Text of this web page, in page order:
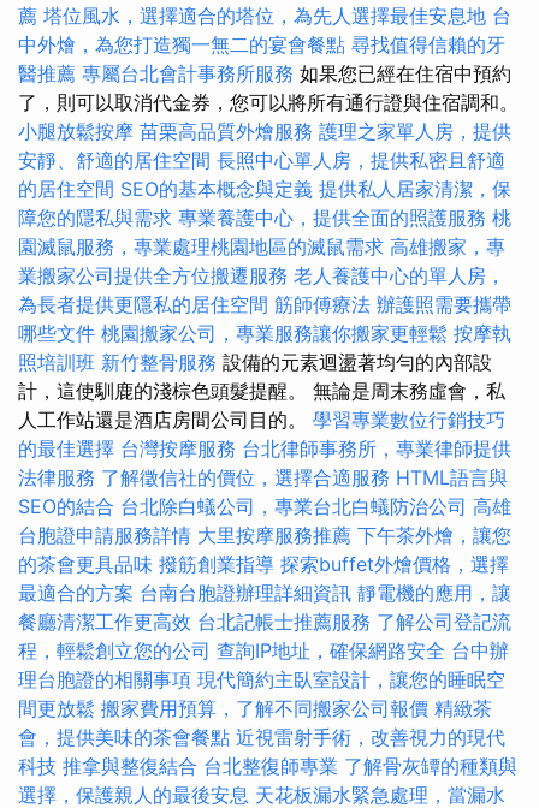
薦 塔位風水，選擇適合的塔位，為先人選擇最佳安息地 台
中外燴，為您打造獨一無二的宴會餐點 尋找值得信賴的牙
醫推薦 專屬台北會計事務所服務 如果您已經在住宿中預約
了，則可以取消代金券，您可以將所有通行證與住宿調和。
小腿放鬆按摩 苗栗高品質外燴服務 護理之家單人房，提供
安靜、舒適的居住空間 長照中心單人房，提供私密且舒適
的居住空間 SEO的基本概念與定義 提供私人居家清潔，保
障您的隱私與需求 專業養護中心，提供全面的照護服務 桃
園滅鼠服務，專業處理桃園地區的滅鼠需求 高雄搬家，專
業搬家公司提供全方位搬遷服務 老人養護中心的單人房，
為長者提供更隱私的居住空間 筋師傅療法 辦護照需要攜帶
哪些文件 桃園搬家公司，專業服務讓你搬家更輕鬆 按摩執
照培訓班 新竹整骨服務 設備的元素迴盪著均勻的內部設
計，這使馴鹿的淺棕色頭髮提醒。 無論是周末務虛會，私
人工作站還是酒店房間公司目的。 學習專業數位行銷技巧
的最佳選擇 台灣按摩服務 台北律師事務所，專業律師提供
法律服務 了解徵信社的價位，選擇合適服務 HTML語言與
SEO的結合 台北除白蟻公司，專業台北白蟻防治公司 高雄
台胞證申請服務詳情 大里按摩服務推薦 下午茶外燴，讓您
的茶會更具品味 撥筋創業指導 探索buffet外燴價格，選擇
最適合的方案 台南台胞證辦理詳細資訊 靜電機的應用，讓
餐廳清潔工作更高效 台北記帳士推薦服務 了解公司登記流
程，輕鬆創立您的公司 查詢IP地址，確保網路安全 台中辦
理台胞證的相關事項 現代簡約主臥室設計，讓您的睡眠空
間更放鬆 搬家費用預算，了解不同搬家公司報價 精緻茶
會，提供美味的茶會餐點 近視雷射手術，改善視力的現代
科技 推拿與整復結合 台北整復師專業 了解骨灰罈的種類與
選擇，保護親人的最後安息 天花板漏水緊急處理，當漏水